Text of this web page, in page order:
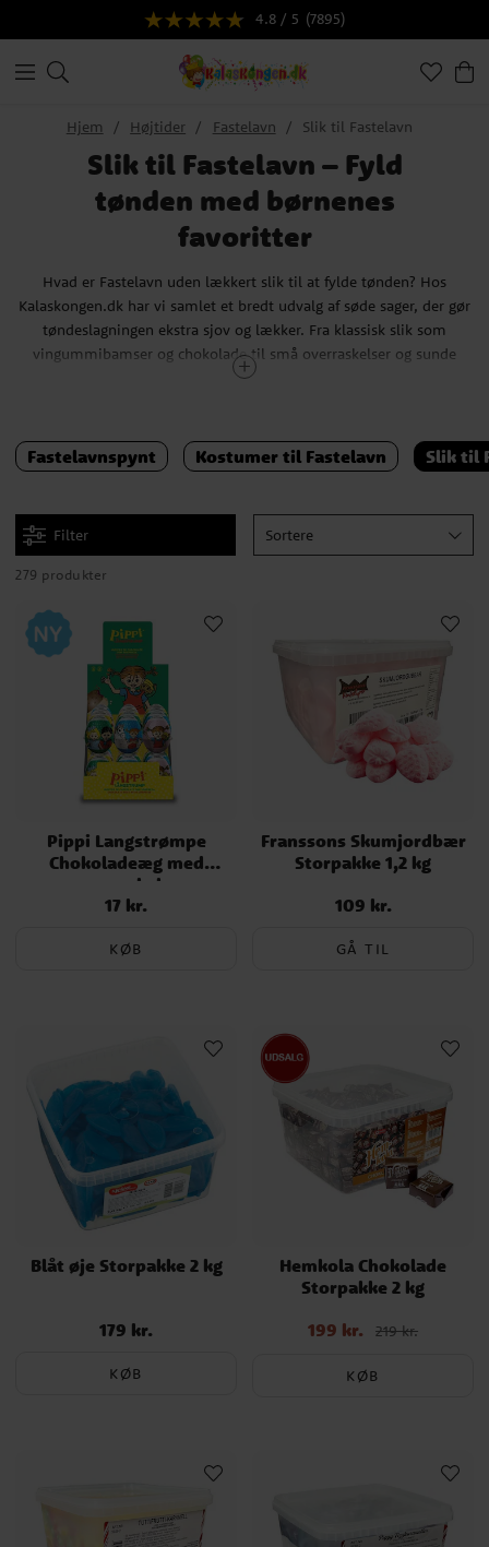
4.8 / 5 (7895)
Hjem Højtider Fastelavn Slik til Fastelavn
Slik til Fastelavn – Fyld
tønden med børnenes
favoritter
Hvad er Fastelavn uden lækkert slik til at fylde tønden? Hos
Kalaskongen.dk har vi samlet et bredt udvalg af søde sager, der gør
tøndeslagningen ekstra sjov og lækker. Fra klassisk slik som
vingummibamser og chokolade til små overraskelser og sunde
alternativer – vi har noget for enhver smag.
Fastelavn, hvor alle får en sød belønning. Se vores udvalg, og find
det perfekte slik til årets sjoveste fest!
Fastelavnspynt Kostumer til Fastelavn Slik til
Filter Sortere
279 produkter
Pippi Langstrømpe
Chokoladeæg med
overraskelse
Pris: 17 kr.
17 kr.
KØB
Franssons Skumjordbær
Storpakke 1,2 kg
Pris:109 kr.
109 kr.
GÅ TIL
Blåt øje Storpakke 2 kg
Pris:179 kr.
179 kr.
KØB
Hemkola Chokolade
Storpakke 2 kg
Nupris:199 kr. Tidligere pris
199 kr. 219 kr.
KØB